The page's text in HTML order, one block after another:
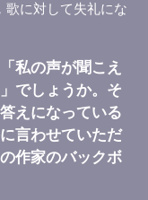
歌に対して失礼にな
私の声が聞こえ
でしょうか。そ
えになっている
言わせていただ
作家のバックボ